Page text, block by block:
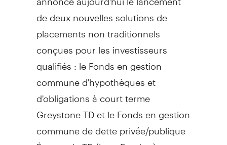
de deux nouvelles solutions de
placements non traditionnels
conçues pour les investisseurs
qualifiés : le Fonds en gestion
commune d'hypothèques et
d'obligations à court terme
Greystone TD et le Fonds en gestion
commune de dette privée/publique